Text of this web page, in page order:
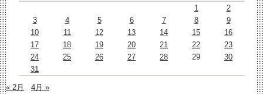
1
2
3
4 5 6 7 8
9
10
11 12 13 14 15
16
17
18 19 20 21 22
23
24
25 26 27 28 29
30
31
« 2月 4月 »